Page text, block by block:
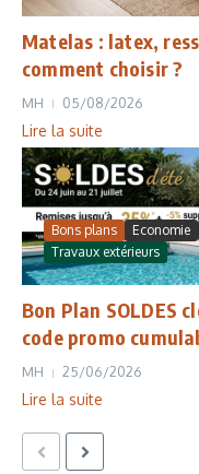
Matelas : latex,
comment choisir ?
MH 05/08/2026
Lire la suite
Bons plans Economie
Travaux extérieurs
Bon Plan SOLDES
code promo
MH 25/06/2026
Lire la suite